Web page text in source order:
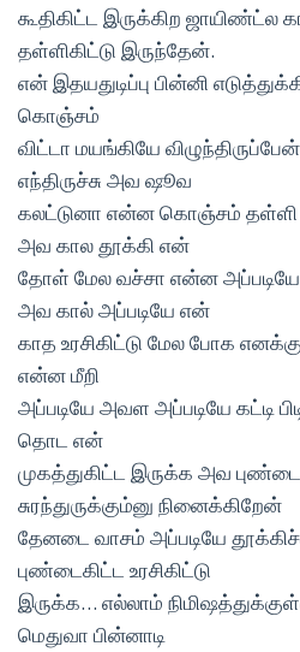
கூதிகிட்ட இருக்கிற ஜாயிண்ட்ல
தள்ளிகிட்டு இருந்தேன்.
என் இதயதுடிப்பு பின்னி
கொஞ்சம்
விட்டா மயங்கியே
எந்திருச்சு அவ ஷூவ
கலட்டுனா என்ன கொஞ்சம் தள்ளி
அவ கால தூக்கி என்
தோள் மேல வச்சா என்ன
அவ கால் அப்படியே என்
காத உரசிகிட்டு மேல போக எனக்கு
என்ன மீறி
அப்படியே அவள அப்படியே கட்டி
தொட என்
முகத்துகிட்ட இருக்க அவ
சுரந்துருக்கும்னு நினைக்கிறேன்
தேனடை வாசம் அப்படியே
புண்டைகிட்ட உரசிகிட்டு
இருக்க… எல்லாம்
மெதுவா பின்னாடி